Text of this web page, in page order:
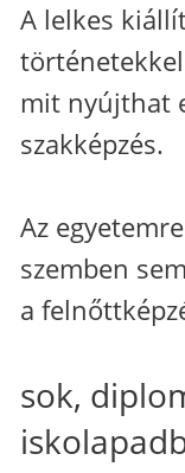
A lelkes
mit nyújthat
szakképzés.
Az
szemben
a
sok,